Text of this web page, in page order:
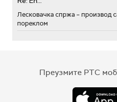
Лесковачка спржа – производ
пореклом
Преузмите РТС